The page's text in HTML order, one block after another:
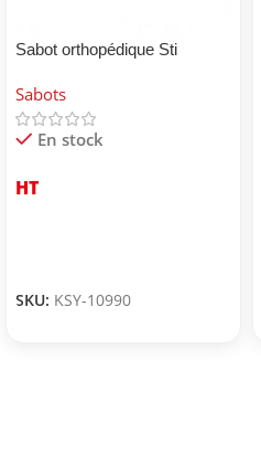
Sabot orthopédique Sti
Sabots
En stock
HT
SKU: KSY-10990